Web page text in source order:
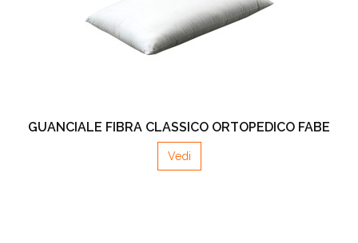
GUANCIALE FIBRA CLASSICO ORTOPEDICO FABE
Vedi